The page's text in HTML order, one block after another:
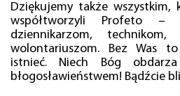
Dziękujemy także wszystkim,
współtworzyli Profeto –
dziennikarzom, technikom,
wolontariuszom. Bez Was
istnieć. Niech Bóg
błogosławieństwem! Bądźcie